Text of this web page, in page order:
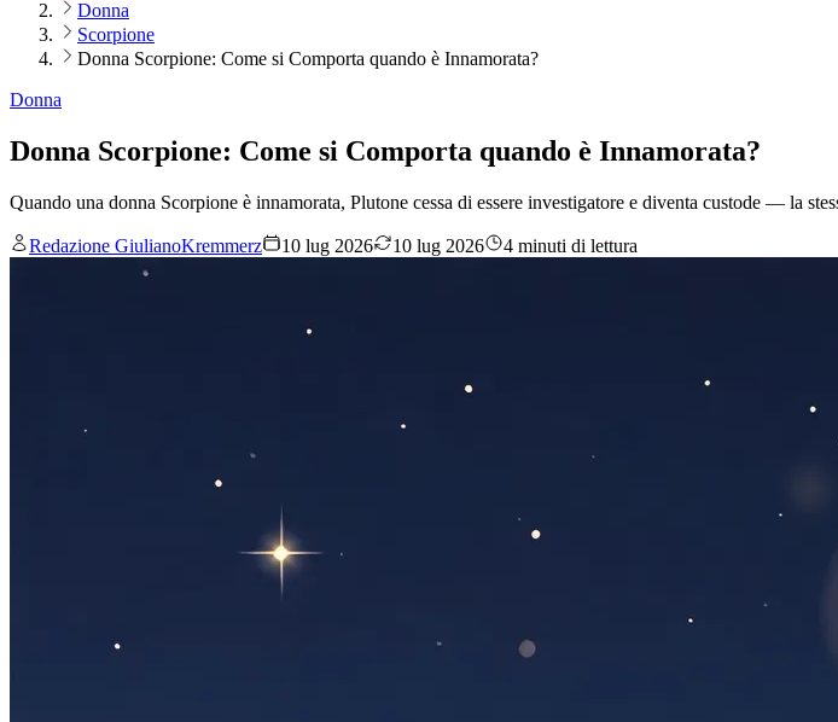
Donna
Scorpione
Donna Scorpione: Come si Comporta quando è Innamorata?
Donna
Donna Scorpione: Come si Comporta quando è Innamorata?
Quando una donna Scorpione è innamorata, Plutone cessa di essere investigatore e diventa custode — la
Redazione GiulianoKremmerz 10 lug 2026 10 lug 2026 4 minuti di lettura